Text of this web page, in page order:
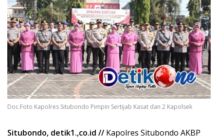
Doc.Foto Kapolres Situbondo Pimpin Sertijab Kasat dan 2 Kapolsek
Situbondo, detik1.,co.id // Kapolres Situbondo AKBP